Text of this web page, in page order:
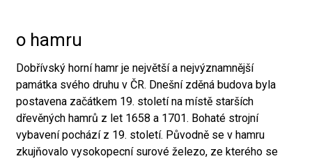
o hamru
Dobřívský horní hamr je největší a nejvýznamnější
památka svého druhu v ČR. Dnešní zděná budova byla
postavena začátkem 19. století na místě starších
dřevěných hamrů z let 1658 a 1701. Bohaté strojní
vybavení pochází z 19. století. Původně se v hamru
zkujňovalo vysokopecní surové železo, ze kterého se